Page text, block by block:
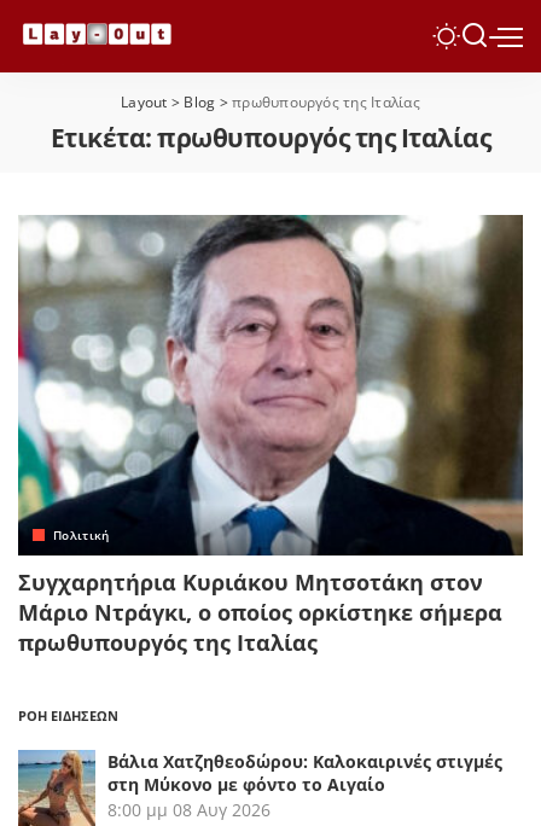
Layout > Blog >πρωθυπουργός της Ιταλίας
Ετικέτα:πρωθυπουργός της Ιταλίας
Πολιτική
Συγχαρητήρια Κυριάκου Μητσοτάκη στον
Μάριο Ντράγκι, ο οποίος ορκίστηκε σήμερα
πρωθυπουργός της Ιταλίας
ΡΟΗ ΕΙΔΗΣΕΩΝ
Βάλια Χατζηθεοδώρου: Καλοκαιρινές στιγμές
στη Μύκονο με φόντο το Αιγαίο
8:00 μμ 08 Αυγ 2026